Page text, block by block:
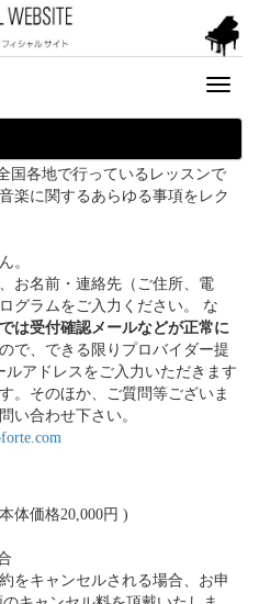
Toggle
国各地で行っているレッスンで
楽に関するあらゆる事項をレク
。
お名前・連絡先（ご住所、電
グラムをご入力ください。 な
は受付確認メールなどが正常に
ので、できる限りプロバイダー提
ルアドレスをご入力いただきます
。そのほか、ご質問等ございま
い合わせ下さい。
体価格20,000円 )
をキャンセルされる場合、お申